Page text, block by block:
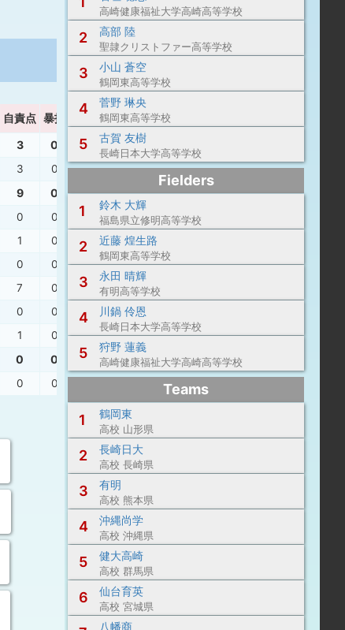
自責点 暴投 ボーク WHIP
3 0 0 5.25
3 0 0 5.25
9 0 1 1.86
0 0
1.00
1 0 0
1.33
0 0 0
1.00
7 0 1
21.00
0 0 0
0.00
1 0 0 0.00
0 0 0 0.00
0 0
高崎健康福祉大学高崎高等学校
2 高部 陸
聖隷クリストファー高等学校
3 小山 蒼空
鶴岡東高等学校
4 菅野 琳央
鶴岡東高等学校
5 古賀 友樹
長崎日本大学高等学校
Fielders
1
鈴木 大輝
福島県立修明高等学校
2 近藤 煌生路
鶴岡東高等学校
3 永田 晴輝
有明高等学校
4 川鍋 伶恩
長崎日本大学高等学校
5 狩野 蓮義
高崎健康福祉大学高崎高等学校
Teams
1
鶴岡東
高校 山形県
2 長崎日大
高校 長崎県
3 有明
高校 熊本県
4 沖縄尚学
高校 沖縄県
5 健大高崎
高校 群馬県
6 仙台育英
高校 宮城県
八幡商